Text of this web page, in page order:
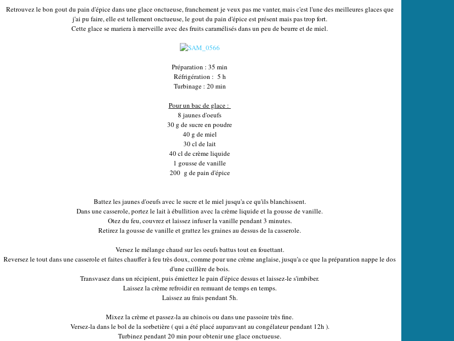
Retrouvez le bon gout du pain d'épice dans une glace onctueuse, franchement je veux pas me vanter, mais c'est l'une des meilleures glaces que
j'ai pu faire, elle est tellement onctueuse, le gout du pain d'épice est présent mais pas trop fort.
Cette glace se mariera à merveille avec des fruits caramélisés dans un peu de beurre et de miel.
Préparation : 35 min
Réfrigération : 5 h
Turbinage : 20 min
Pour un bac de glace :
8 jaunes d'oeufs
30 g de sucre en poudre
40 g de miel
30 cl de lait
40 cl de crème liquide
1 gousse de vanille
200 g de pain d'épice
Battez les jaunes d'oeufs avec le sucre et le miel jusqu'a ce qu'ils blanchissent.
Dans une casserole, portez le lait à ébullition avec la crème liquide et la gousse de vanille.
Otez du feu, couvrez et laissez infuser la vanille pendant 3 minutes.
Retirez la gousse de vanille et grattez les graines au dessus de la casserole.
Versez le mélange chaud sur les oeufs battus tout en fouettant.
Reversez le tout dans une casserole et faites chauffer à feu très doux, comme pour une crème anglaise, jusqu'a ce que la préparation nappe le dos
d'une cuillère de bois.
Transvasez dans un récipient, puis émiettez le pain d'épice dessus et laissez-le s'imbiber.
Laissez la crème refroidir en remuant de temps en temps.
Laissez au frais pendant 5h.
Mixez la crème et passez-la au chinois ou dans une passoire très fine.
Versez-la dans le bol de la sorbetière ( qui a été placé auparavant au congélateur pendant 12h ).
Turbinez pendant 20 min pour obtenir une glace onctueuse.